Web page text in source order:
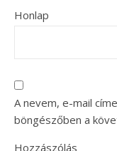
Honlap
A nevem, e-mail
böngészőben a
Hozzászólás